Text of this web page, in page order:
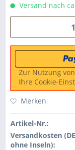
Versand nach
Zur Nutzung von
Ihre Cookie-
Merken
Artikel-Nr.:
Versandkosten
ohne Inseln):